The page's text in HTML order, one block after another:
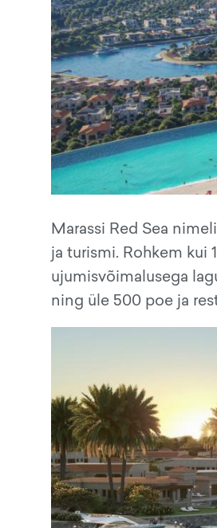
Marassi Red Sea
ja turismi. Rohkem kui
ujumisvõimalusega
ning üle 500 poe ja